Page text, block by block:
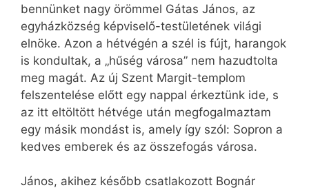
bennünket nagy örömmel Gátas János, az
egyházközség képviselő-testületének világi
elnöke. Azon a hétvégén a szél is fújt, harangok
is kondultak, a „hűség városa” nem hazudtolta
meg magát. Az új Szent Margit-templom
felszentelése előtt egy nappal érkeztünk ide, s
az itt eltöltött hétvége után megfogalmaztam
egy másik mondást is, amely így szól: Sopron a
kedves emberek és az összefogás városa.
János, akihez később csatlakozott Bognár